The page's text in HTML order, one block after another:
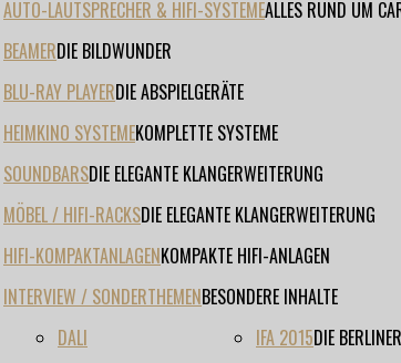
AUTO-LAUTSPRECHER & HIFI-SYSTEMEALLES RUND UM
BEAMERDIE BILDWUNDER
BLU-RAY PLAYERDIE ABSPIELGERÄTE
HEIMKINO SYSTEMEKOMPLETTE SYSTEME
SOUNDBARSDIE ELEGANTE KLANGERWEITERUNG
MÖBEL / HIFI-RACKSDIE ELEGANTE KLANGERWEITERUNG
HIFI-KOMPAKTANLAGENKOMPAKTE HIFI-ANLAGEN
INTERVIEW / SONDERTHEMENBESONDERE INHALTE
DALI
IFA 2015DIE